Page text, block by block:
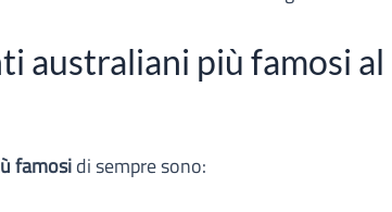
australiani più famosi al
famosidi sempre sono: